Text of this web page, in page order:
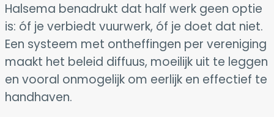
Halsema benadrukt dat half werk geen optie
is: óf je verbiedt vuurwerk, óf je doet dat niet.
Een systeem met ontheffingen per vereniging
maakt het beleid diffuus, moeilijk uit te leggen
en vooral onmogelijk om eerlijk en effectief te
handhaven.